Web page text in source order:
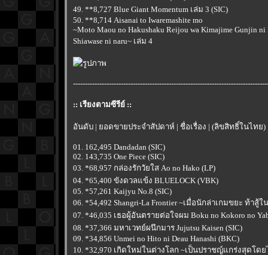
49. **8,727 Blue Giant Momentum เล่ม 3 (SIC)
50. **8,714 Aisanai to Iwaremashite mo
~Moto Maou no Hakushaku Reijou wa Kimajime Gunjin ni
Shiawase ni naru~ เล่ม 4
:: เรียงตามซีรีย์ ::
อันดับ | ยอดขายประจำสัปดาห์ | ชื่อเรื่อง | (ลิขสิทธิ์ในไทย)
01. 162,495 Dandadan (SIC)
02. 143,735 One Piece (SIC)
03. *68,957 กล่องรักวัยใส Ao no Hako (LP)
04. *65,400 ขังดวลแข้ง BLUELOCK (VBK)
05. *57,261 Kaijyu No.8 (SIC)
06. *54,492 Shangri-La Frontier ~เมื่อนักล่าเกมขยะ ท้าสู้ใ
07. *46,035 เธอผู้อันตรายต่อใจผม Boku no Kokoro no
08. *37,366 มหาเวทย์ผนึกมาร Jujutsu Kaisen (SIC)
09. *34,856 Unmei no Hito ni Deau Hanashi (BKC)
10. *32,970 เกิดใหม่ในต่างโลก ~เป็นปราชญ์แกร่งสุดโดย